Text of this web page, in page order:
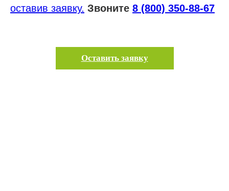
оставив заявку. Звоните 8 (800) 350-88-67
Оставить заявку